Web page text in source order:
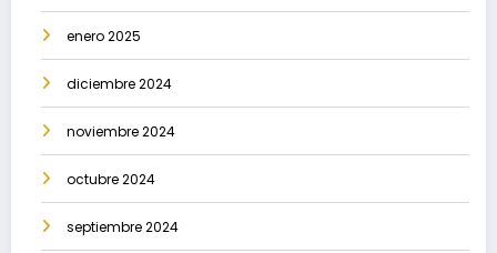
enero 2025
diciembre 2024
noviembre 2024
octubre 2024
septiembre 2024